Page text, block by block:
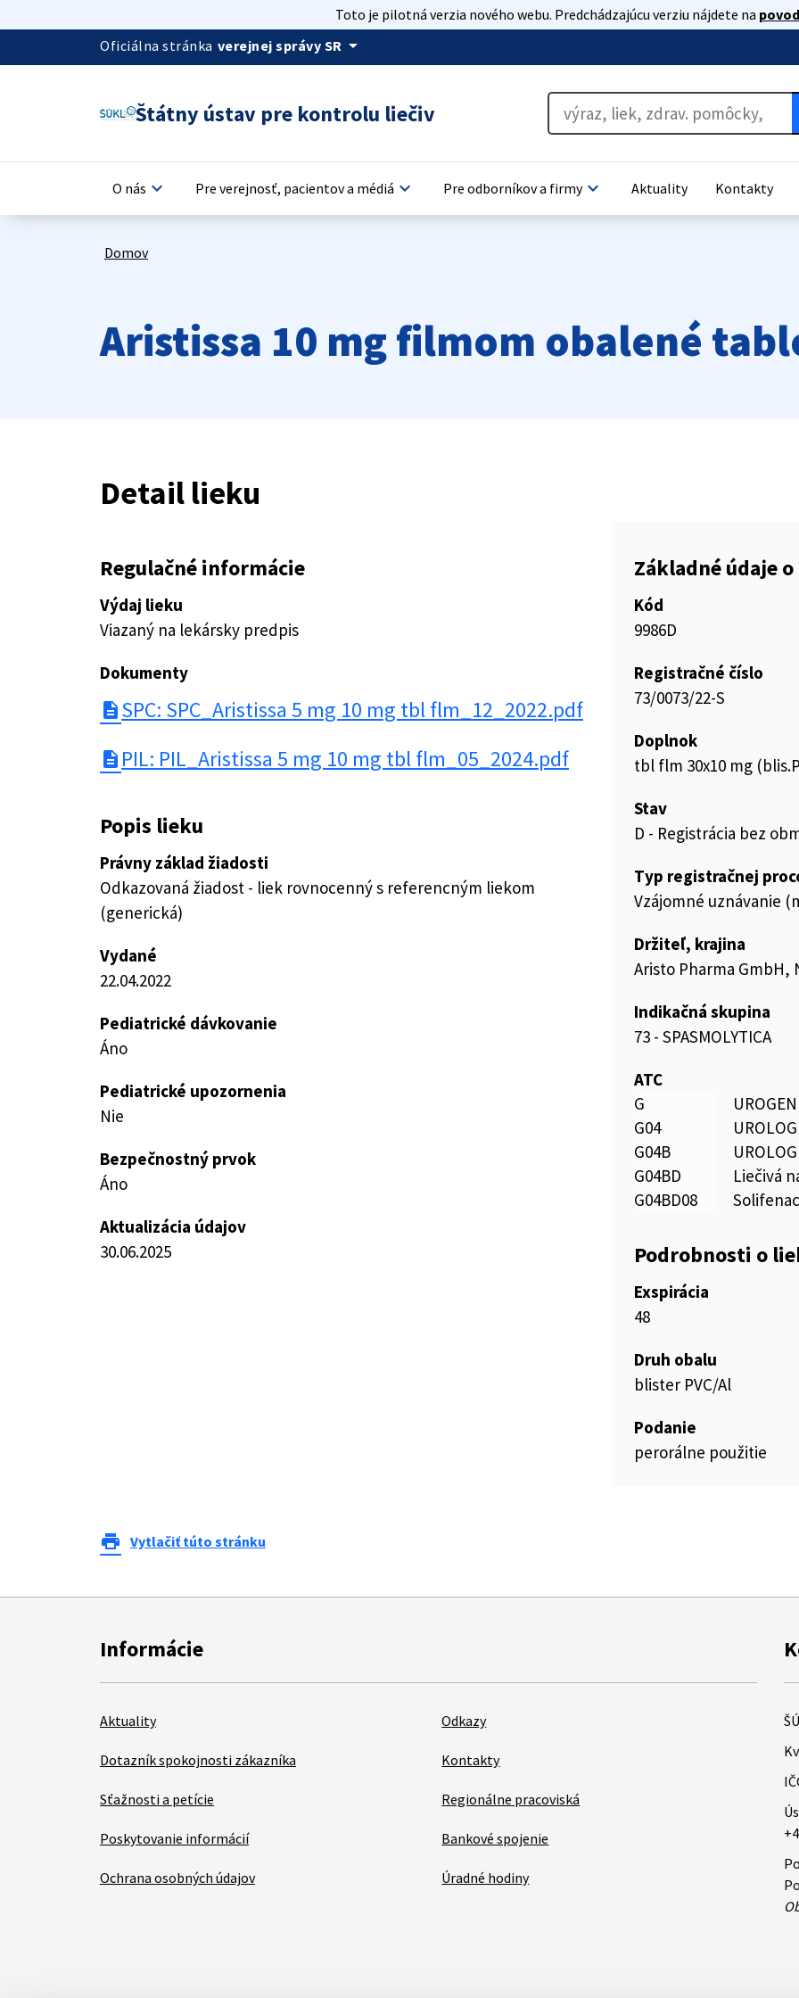
Toto je pilotná verzia nového webu. Predchádzajúcu verziu nájdete na
Oficiálna stránka verejnej správy SR arrow_drop_down
Štátny ústav pre kontrolu liečiv
O nás keyboard_arrow_down Pre verejnosť, pacientov a médiá keyboard_arrow_down Pre odborníkov a firmykeyboard_arrow_down Aktuality Kontakty
Domov
Aristissa 10 mg filmom obalené
Detail lieku
Regulačné informácie
Výdaj lieku
Viazaný na lekársky predpis
Dokumenty
description SPC: SPC_Aristissa 5 mg 10 mg tbl flm_12_2022.pdf
description PIL: PIL_Aristissa 5 mg 10 mg tbl flm_05_2024.pdf
Popis lieku
Právny základ žiadosti
Odkazovaná žiadost - liek rovnocenný s referencným liekom
(generická)
Vydané
22.04.2022
Pediatrické dávkovanie
Áno
Pediatrické upozornenia
Nie
Bezpečnostný prvok
Áno
Aktualizácia údajov
30.06.2025
Základné údaje
Kód
9986D
Registračné číslo
73/0073/22-S
Doplnok
tbl flm 30x10 mg
Stav
D - Registrácia bez
Typ registračnej
Vzájomné uznávanie
Držiteľ, krajina
Aristo Pharma GmbH,
Indikačná skupina
73 - SPASMOLYTICA
ATC
G
G04
G04B
G04BD
Liečivá
G04BD08
Podrobnosti o
Exspirácia
48
Druh obalu
blister PVC/Al
Podanie
perorálne použitie
print Vytlačiť túto stránku
Informácie
Aktuality
Dotazník spokojnosti zákazníka
Sťažnosti a petície
Poskytovanie informácií
Ochrana osobných údajov
Odkazy
Kontakty
Regionálne pracoviská
Bankové spojenie
Úradné hodiny